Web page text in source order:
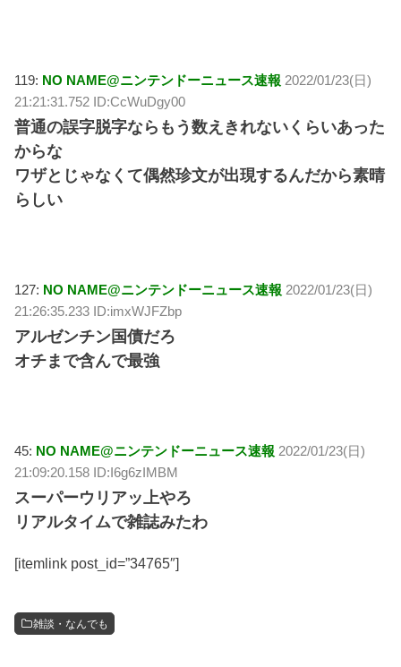
119: NO NAME@ニンテンドーニュース速報 2022/01/23(日)
21:21:31.752 ID:CcWuDgy00
普通の誤字脱字ならもう数えきれないくらいあった
からな
ワザとじゃなくて偶然珍文が出現するんだから素晴
らしい
127: NO NAME@ニンテンドーニュース速報 2022/01/23(日)
21:26:35.233 ID:imxWJFZbp
アルゼンチン国債だろ
オチまで含んで最強
45: NO NAME@ニンテンドーニュース速報 2022/01/23(日)
21:09:20.158 ID:I6g6zIMBM
スーパーウリアッ上やろ
リアルタイムで雑誌みたわ
[itemlink post_id=”34765″]
雑談・なんでも